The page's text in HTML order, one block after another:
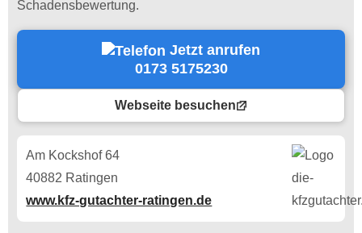
Schadensbewertung.
Jetzt anrufen
0173 5175230
Webseite besuchen
Am Kockshof 64
40882 Ratingen
www.kfz-gutachter-ratingen.de